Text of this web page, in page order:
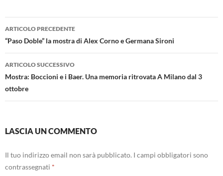
Navigazione
articolo
ARTICOLO PRECEDENTE
“Paso Doble” la mostra di Alex Corno e Germana Sironi
ARTICOLO SUCCESSIVO
Mostra: Boccioni e i Baer. Una memoria ritrovata A Milano dal 3
ottobre
LASCIA UN COMMENTO
Il tuo indirizzo email non sarà pubblicato. I campi obbligatori sono
contrassegnati *